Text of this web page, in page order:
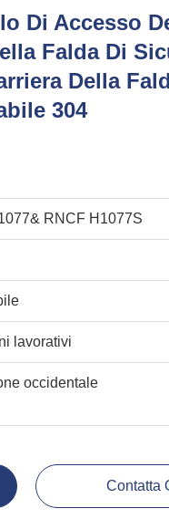
Di Accesso
Falda Di
Della
304
RNCF H1077S
lavorativi
occidentale
Contatta